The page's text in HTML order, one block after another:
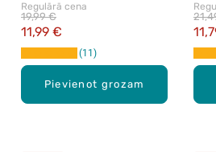
Pievienot grozam
ādai, 50ml
Regulārā cena
11,99 €
19,99 €
11